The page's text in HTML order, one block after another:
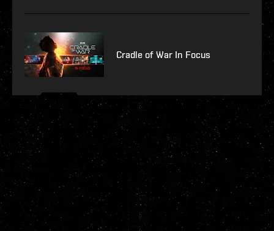
Cradle of War In Focus